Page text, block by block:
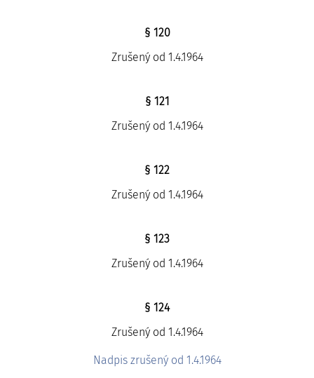
§ 120
Zrušený od 1.4.1964
§ 121
Zrušený od 1.4.1964
§ 122
Zrušený od 1.4.1964
§ 123
Zrušený od 1.4.1964
§ 124
Zrušený od 1.4.1964
Nadpis zrušený od 1.4.1964